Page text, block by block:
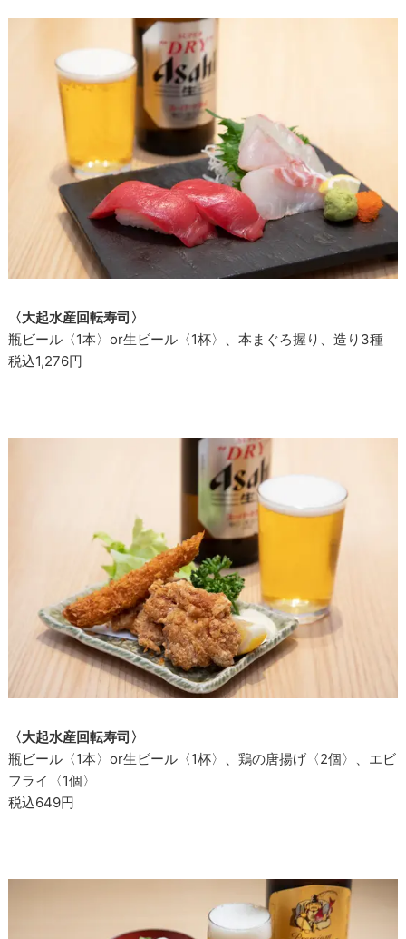
〈大起水産回転寿司〉
瓶ビール〈1本〉or生ビール〈1杯〉、本まぐろ握り、造り3種
税込1,276円
〈大起水産回転寿司〉
瓶ビール〈1本〉or生ビール〈1杯〉、鶏の唐揚げ〈2個〉、エビ
フライ〈1個〉
税込649円